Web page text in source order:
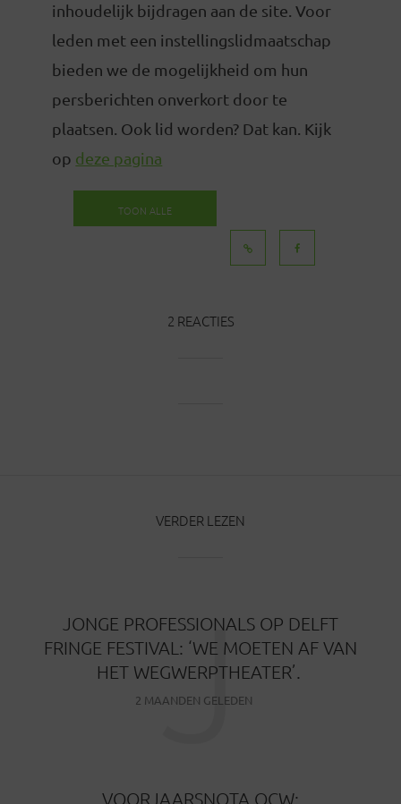
inhoudelijk bijdragen aan de site. Voor
leden met een instellingslidmaatschap
bieden we de mogelijkheid om hun
persberichten onverkort door te
plaatsen. Ook lid worden? Dat kan. Kijk
op deze pagina
TOON ALLE
2 REACTIES
VERDER LEZEN
JONGE PROFESSIONALS OP DELFT
FRINGE FESTIVAL: ‘WE MOETEN AF VAN
HET WEGWERPTHEATER’.
2 MAANDEN GELEDEN
J
VOORJAARSNOTA OCW: